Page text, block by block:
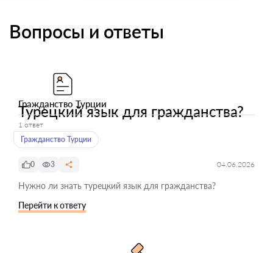
Вопросы и ответы
Гражданство Турции
Турецкий язык для гражданства?
1 ответ
Гражданство Турции
0 3 04.06.2026
Нужно ли знать турецкий язык для гражданства?
Перейти к ответу